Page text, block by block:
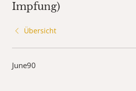
Impfung)
Übersicht
June90